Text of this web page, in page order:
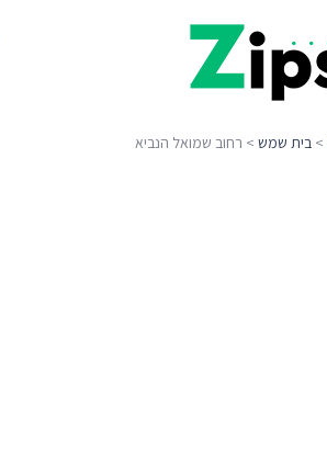
> בית שמש > רחוב שמואל הנביא